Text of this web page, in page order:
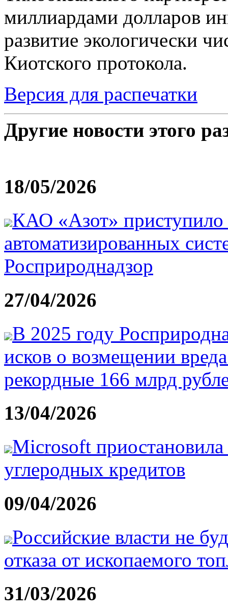
миллиардами долларов
развитие экологически
Киотского протокола.
Версия для распечатки
Другие новости этого
18/05/2026
КАО «Азот» приступило
автоматизированных
Росприроднадзор
27/04/2026
В 2025 году
исков о возмещении
рекордные 166 млрд
13/04/2026
Microsoft
углеродных кредитов
09/04/2026
Российские власти не
отказа от ископаемого
31/03/2026